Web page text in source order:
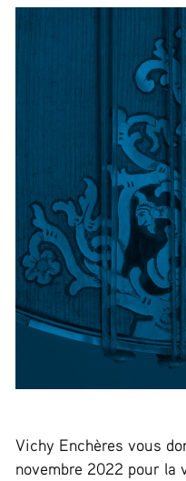
Vichy Enchères vous
novembre 2022 pour la